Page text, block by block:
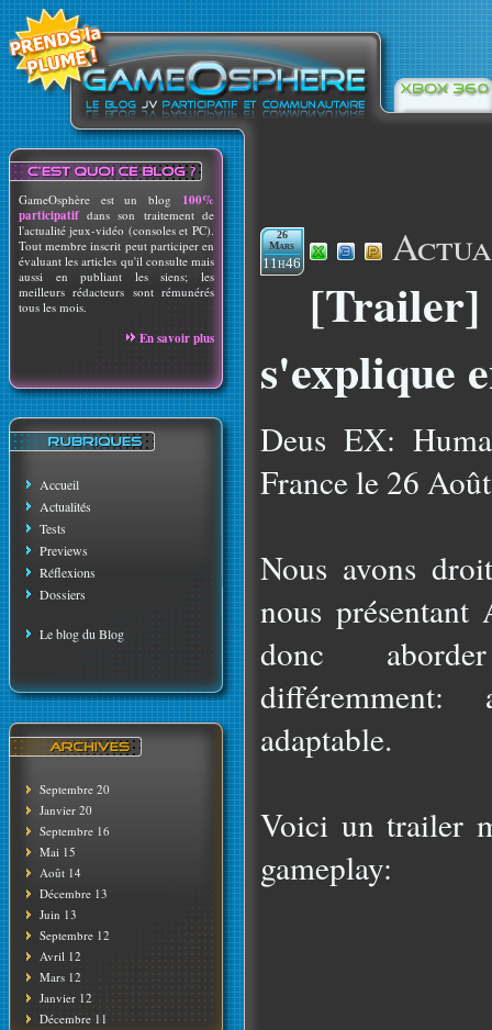
GameOsphère est un blog 100%
participatif dans son traitement de
l'actualité jeux-vidéo (consoles et PC).
Tout membre inscrit peut participer en
évaluant les articles qu'il consulte mais
aussi en publiant les siens; les
meilleurs rédacteurs sont rémunérés
tous les mois.
En savoir plus
Accueil
Actualités
Tests
Previews
Réflexions
Dossiers
Le blog du Blog
Septembre 20
Janvier 20
Septembre 16
Mai 15
Août 14
Décembre 13
Juin 13
Septembre 12
Avril 12
Mars 12
Janvier 12
Décembre 11
26
Mars
11h46
[Trailer]
s'explique
Deus EX:
France le 26
Nous avons
nous présentant
donc
adaptable.
Voici un trailer
gameplay: